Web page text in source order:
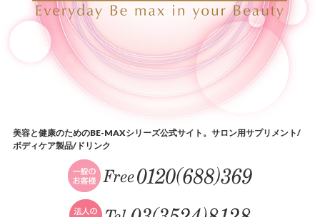
美容と健康のためのBE-MAXシリーズ公式サイト。サロン用サプリメント/
ボディケア製品/ドリンク